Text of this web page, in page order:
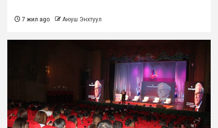
7 жил ago Аюуш Энхтуул